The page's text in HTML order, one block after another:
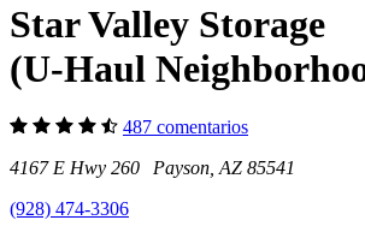
Star Valley Storage
(U-Haul
487 comentarios
4167 E Hwy 260 Payson, AZ 85541
(928) 474-3306